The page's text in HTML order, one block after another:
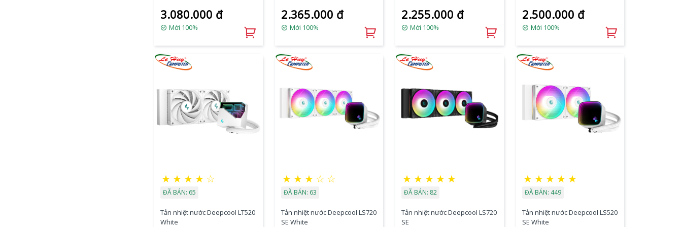
3.080.000 đ
Mới 100%
2.365.000 đ
Mới 100%
2.255.000 đ
Mới 100%
2.500.000 đ
Mới 100%
★ ★ ★ ★ ☆
ĐÃ BÁN: 65
Tản nhiệt nước Deepcool LT520
White
★ ★ ★ ☆ ☆
ĐÃ BÁN: 63
Tản nhiệt nước Deepcool LS720
SE White
★ ★ ★ ★ ★
ĐÃ BÁN: 82
Tản nhiệt nước Deepcool LS720
SE
★ ★ ★ ★ ★
ĐÃ BÁN: 449
Tản nhiệt nước Deepcool LS520
SE White